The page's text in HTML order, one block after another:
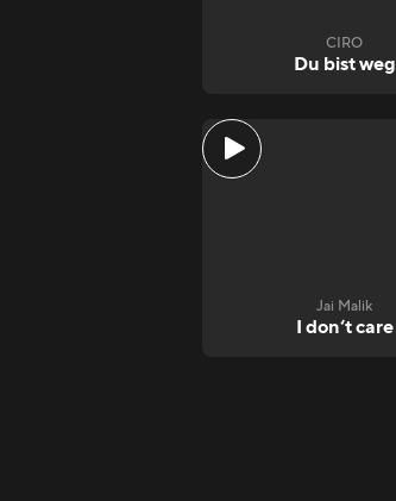
CIRO
Du bist weg
Jai Malik
I don‘t care